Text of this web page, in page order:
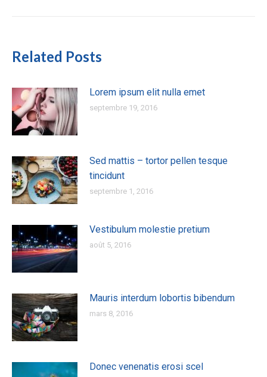
Related Posts
Lorem ipsum elit nulla emet
septembre 19, 2016
Sed mattis – tortor pellen tesque
tincidunt
septembre 1, 2016
Vestibulum molestie pretium
août 5, 2016
Mauris interdum lobortis bibendum
mars 8, 2016
Donec venenatis erosi scel